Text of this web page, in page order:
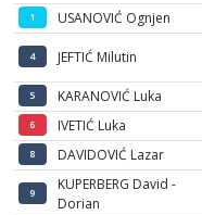
1 USANOVIĆ Ognjen
4 JEFTIĆ Milutin
5 KARANOVIĆ Luka
6 IVETIĆ Luka
8 DAVIDOVIĆ Lazar
9
KUPERBERG David -
Dorian